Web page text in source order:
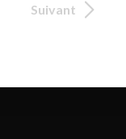
Suivant